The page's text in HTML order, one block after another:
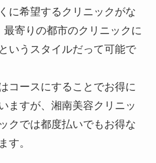
に希望するクリニックがな
寄りの都市のクリニックに
いうスタイルだって可能で
コースにすることでお得に
ますが、湘南美容クリニッ
クでは都度払いでもお得な
す。